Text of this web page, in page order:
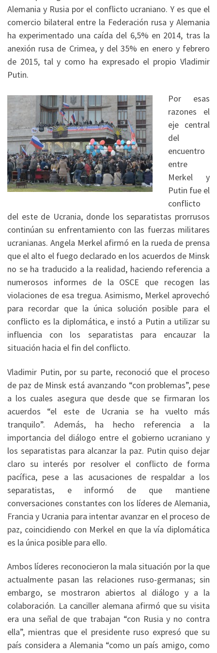
Alemania y Rusia por el conflicto ucraniano. Y es que el
comercio bilateral entre la Federación rusa y Alemania
ha experimentado una caída del 6,5% en 2014, tras la
anexión rusa de Crimea, y del 35% en enero y febrero
de 2015, tal y como ha expresado el propio Vladimir
Putin.
Por esas
razones el
eje central
del
encuentro
entre
Merkel y
Putin fue el
conflicto
del este de Ucrania, donde los separatistas prorrusos
continúan su enfrentamiento con las fuerzas militares
ucranianas. Angela Merkel afirmó en la rueda de prensa
que el alto el fuego declarado en los acuerdos de Minsk
no se ha traducido a la realidad, haciendo referencia a
numerosos informes de la OSCE que recogen las
violaciones de esa tregua. Asimismo, Merkel aprovechó
para recordar que la única solución posible para el
conflicto es la diplomática, e instó a Putin a utilizar su
influencia con los separatistas para encauzar la
situación hacia el fin del conflicto.
Vladimir Putin, por su parte, reconoció que el proceso
de paz de Minsk está avanzando “con problemas”, pese
a los cuales asegura que desde que se firmaran los
acuerdos “el este de Ucrania se ha vuelto más
tranquilo”. Además, ha hecho referencia a la
importancia del diálogo entre el gobierno ucraniano y
los separatistas para alcanzar la paz. Putin quiso dejar
claro su interés por resolver el conflicto de forma
pacífica, pese a las acusaciones de respaldar a los
separatistas, e informó de que mantiene
conversaciones constantes con los líderes de Alemania,
Francia y Ucrania para intentar avanzar en el proceso de
paz, coincidiendo con Merkel en que la vía diplomática
es la única posible para ello.
Ambos líderes reconocieron la mala situación por la que
actualmente pasan las relaciones ruso-germanas; sin
embargo, se mostraron abiertos al diálogo y a la
colaboración. La canciller alemana afirmó que su visita
era una señal de que trabajan “con Rusia y no contra
ella”, mientras que el presidente ruso expresó que su
país considera a Alemania “como un país amigo, como